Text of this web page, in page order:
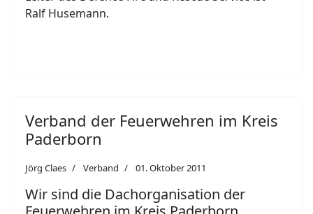
Ralf Husemann.
Verband der Feuerwehren im Kreis
Paderborn
Jörg Claes Verband 01. Oktober 2011
Wir sind die Dachorganisation der